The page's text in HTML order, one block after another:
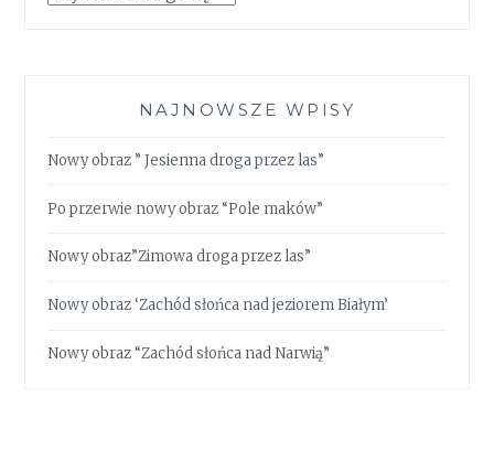
NAJNOWSZE WPISY
Nowy obraz ” Jesienna droga przez las”
Po przerwie nowy obraz “Pole maków”
Nowy obraz”Zimowa droga przez las”
Nowy obraz ‘Zachód słońca nad jeziorem Białym’
Nowy obraz “Zachód słońca nad Narwią”